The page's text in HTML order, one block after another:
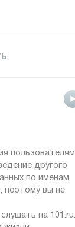
пользователям
другого
по именам
поэтому вы не
на 101.ru.